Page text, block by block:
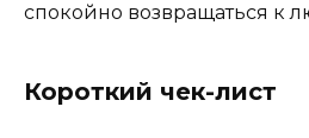
спокойно возвращаться к
Короткий чек-лист